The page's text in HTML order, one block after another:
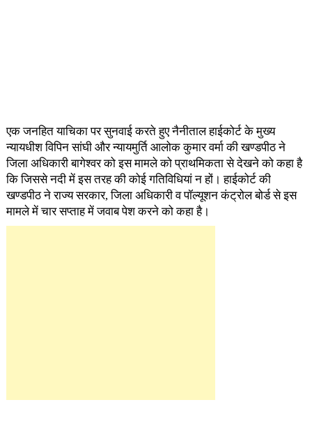
एक जनहित याचिका पर सुनवाई करते हुए नैनीताल हाईकोर्ट के मुख्य
न्यायधीश विपिन सांघी और न्यायमुर्ति आलोक कुमार वर्मा की खण्डपीठ ने
जिला अधिकारी बागेश्वर को इस मामले को प्राथमिकता से देखने को कहा है
कि जिससे नदी में इस तरह की कोई गतिविधियां न हों। हाईकोर्ट की
खण्डपीठ ने राज्य सरकार, जिला अधिकारी व पॉल्यूशन कंट्रोल बोर्ड से इस
मामले में चार सप्ताह में जवाब पेश करने को कहा है।